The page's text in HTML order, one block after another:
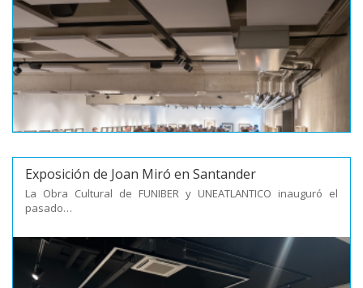
Exposición de Joan Miró en Santander
La Obra Cultural de FUNIBER y UNEATLANTICO inauguró el
pasado…